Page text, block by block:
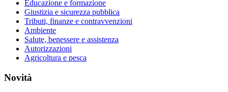
Educazione e formazione
Giustizia e sicurezza pubblica
Tributi, finanze e contravvenzioni
Ambiente
Salute, benessere e assistenza
Autorizzazioni
Agricoltura e pesca
Novità